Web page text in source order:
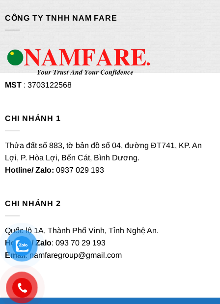
CÔNG TY TNHH NAM FARE
MST: 3703122568
CHI NHÁNH 1
Thửa đất số 883, tờ bản đồ số 04, đường ĐT741, KP. An
Lợi, P. Hòa Lợi, Bến Cát, Bình Dương.
Hotline/ Zalo: 0937 029 193
CHI NHÁNH 2
Quốc lộ 1A, Thành Phố Vinh, Tỉnh Nghệ An.
Hotline/ Zalo: 093 70 29 193
Email: namfaregroup@gmail.com